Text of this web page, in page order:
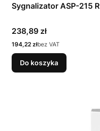
Sygnalizator ASP-215 R
Cena
238,89 zł
Cena
194,22 złbez VAT
Do koszyka